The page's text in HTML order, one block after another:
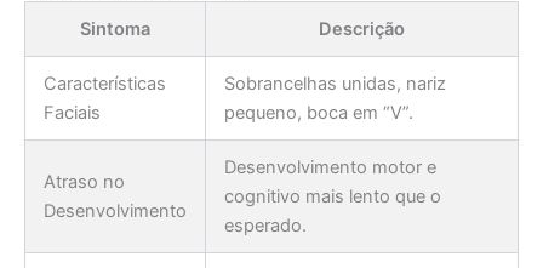
Sintoma
Descrição
Características
Faciais
Sobrancelhas unidas, nariz
pequeno, boca em “V”.
Atraso no
Desenvolvimento
Desenvolvimento motor e
cognitivo mais lento que o
esperado.